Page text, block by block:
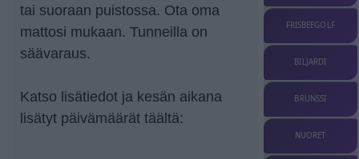
tai suoraan puistossa. Ota oma
mattosi mukaan. Tunneilla on
säävaraus.
Katso lisätiedot ja kesän aikana
lisätyt päivämäärät täältä:
FRISBEEGOLF
BILJARDI
BRUNSSI
NUORET